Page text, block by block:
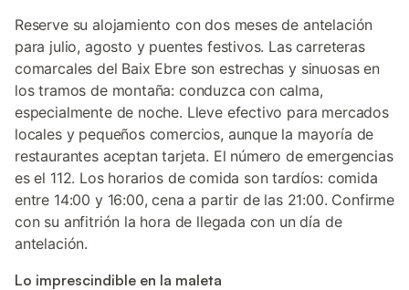
Reserve su alojamiento con dos meses de antelación
para julio, agosto y puentes festivos. Las carreteras
comarcales del Baix Ebre son estrechas y sinuosas en
los tramos de montaña: conduzca con calma,
especialmente de noche. Lleve efectivo para mercados
locales y pequeños comercios, aunque la mayoría de
restaurantes aceptan tarjeta. El número de emergencias
es el 112. Los horarios de comida son tardíos: comida
entre 14:00 y 16:00, cena a partir de las 21:00. Confirme
con su anfitrión la hora de llegada con un día de
antelación.
Lo imprescindible en la maleta